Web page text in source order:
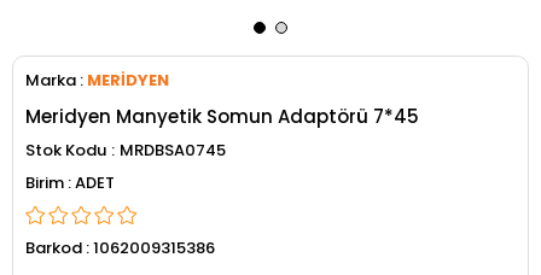
Marka : MERİDYEN
Meridyen Manyetik Somun Adaptörü 7*45
Stok Kodu
MRDBSA0745
ADET
Barkod :1062009315386